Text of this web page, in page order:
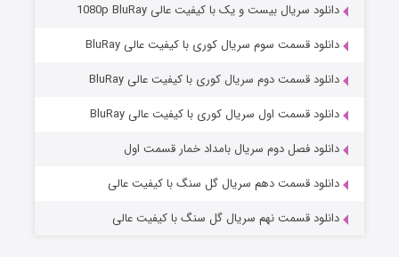
مردگان متحرک: شهر مرده ۳
قسمت2 (زیرنویس) منتشر شد
دانلود سریال بیست و یک با کیفیت عالی 1080p BluRay
دانلود قسمت سوم سریال کوری با کیفیت عالی BluRay
دانلود قسمت دوم سریال کوری با کیفیت عالی BluRay
دانلود قسمت اول سریال کوری با کیفیت عالی BluRay
دانلود فصل دوم سریال بامداد خمار قسمت اول
دانلود قسمت دهم سریال گل سنگ با کیفیت عالی
دانلود قسمت نهم سریال گل سنگ با کیفیت عالی